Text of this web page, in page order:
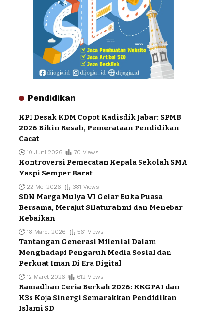
Pendidikan
KPI Desak KDM Copot Kadisdik Jabar: SPMB
2026 Bikin Resah, Pemerataan Pendidikan
Cacat
10 Juni 2026 70 Views
Kontroversi Pemecatan Kepala Sekolah SMA
Yaspi Semper Barat
22 Mei 2026 381 Views
SDN Marga Mulya VI Gelar Buka Puasa
Bersama, Merajut Silaturahmi dan Menebar
Kebaikan
18 Maret 2026 561 Views
Tantangan Generasi Milenial Dalam
Menghadapi Pengaruh Media Sosial dan
Perkuat Iman Di Era Digital
12 Maret 2026 612 Views
Ramadhan Ceria Berkah 2026: KKGPAI dan
K3s Koja Sinergi Semarakkan Pendidikan
Islami SD